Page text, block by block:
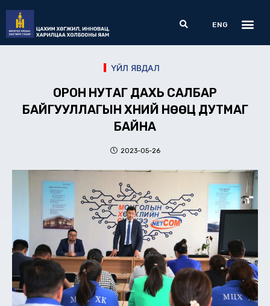
content
Search
ENG
ҮЙЛ ЯВДАЛ
ОРОН НУТАГ ДАХЬ САЛБАР
БАЙГУУЛЛАГЫН ХҮНИЙ НӨӨЦ ДУТМАГ
БАЙНА
2023-05-26